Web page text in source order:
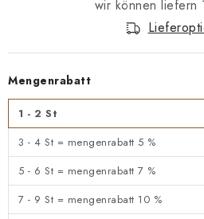
Mengenrabatt
1 - 2 St
3 - 4 St = mengenrabatt 5 %
5 - 6 St = mengenrabatt 7 %
7 - 9 St = mengenrabatt 10 %